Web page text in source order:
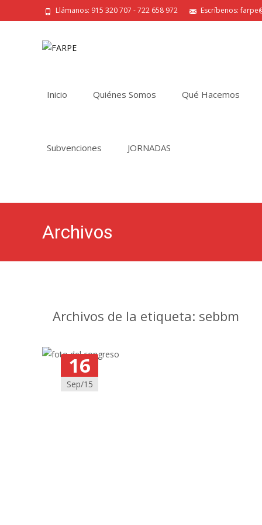
Llámanos: 915 320 707 - 722 658 972 Escríbenos:
Inicio Quiénes Somos Qué Hacemos
Subvenciones JORNADAS
Archivos
Archivos de la etiqueta: sebbm
16
Sep/15